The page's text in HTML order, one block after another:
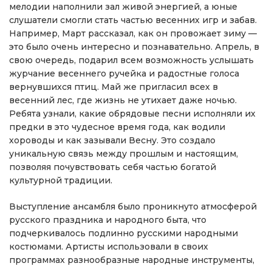
мелодии наполнили зал живой энергией, а юные
слушатели смогли стать частью весенних игр и забав.
Например, Март рассказал, как он провожает зиму —
это было очень интересно и познавательно. Апрель, в
свою очередь, подарил всем возможность услышать
журчание весеннего ручейка и радостные голоса
вернувшихся птиц. Май же пригласил всех в
весенний лес, где жизнь не утихает даже ночью.
Ребята узнали, какие обрядовые песни исполняли их
предки в это чудесное время года, как водили
хороводы и как зазывали Весну. Это создало
уникальную связь между прошлым и настоящим,
позволяя почувствовать себя частью богатой
культурной традиции.
Выступление ансамбля было проникнуто атмосферой
русского праздника и народного быта, что
подчеркивалось подлинно русскими народными
костюмами. Артисты использовали в своих
программах разнообразные народные инструменты,